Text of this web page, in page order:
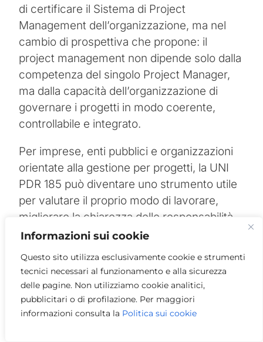
Informazioni sui cookie
Questo sito utilizza esclusivamente cookie e strumenti
tecnici necessari al funzionamento e alla sicurezza
delle pagine. Non utilizziamo cookie analitici,
pubblicitari o di profilazione. Per maggiori
informazioni consulta la Politica sui cookie
di certificare il Sistema di Project
Management dell’organizzazione, ma nel
cambio di prospettiva che propone: il
project management non dipende solo dalla
competenza del singolo Project Manager,
ma dalla capacità dell’organizzazione di
governare i progetti in modo coerente,
controllabile e integrato.
Per imprese, enti pubblici e organizzazioni
orientate alla gestione per progetti, la UNI
PDR 185 può diventare uno strumento utile
per valutare il proprio modo di lavorare,
migliorare la chiarezza delle responsabilità,
integrare il project management con i
di realizzare progetti con maggiore
continuità e controllo.